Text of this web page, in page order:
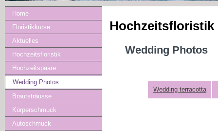
Home
Floristikkurse
Aktuelles
Hochzeitsfloristik
Hochzeitspaare
Wedding Photos
Brautsträusse
Körperschmuck
Autoschmuck
Hochzeitsfloristik
Wedding Photos
Wedding terracotta